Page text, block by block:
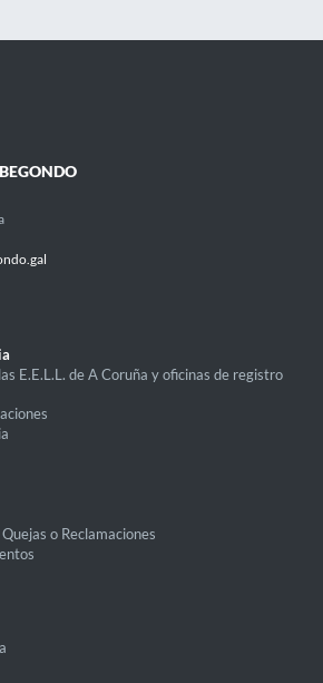
E.E.L.L. de A Coruña y oficinas de registro
o Reclamaciones